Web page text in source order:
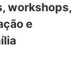
workshops,
e